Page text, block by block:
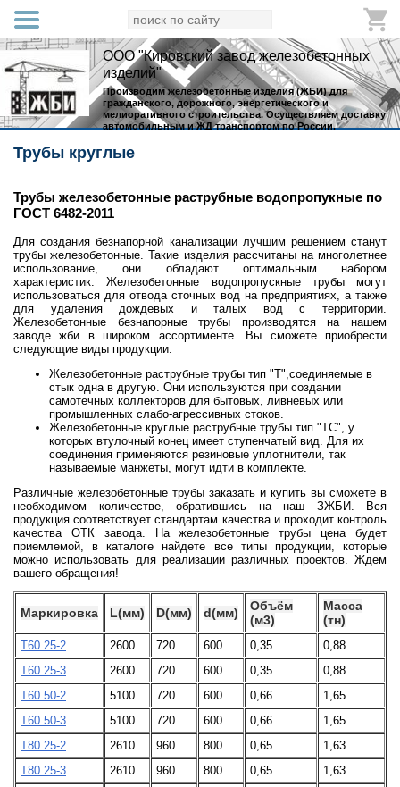
ООО "Кировский завод железобетонных
изделий"
Производим железобетонные изделия (ЖБИ) для
гражданского, дорожного, энергетического и
мелиоративного строительства. Осуществляем доставку
автомобильным и ЖД транспортом по России.
Трубы круглые
Трубы железобетонные раструбные водопропукные по
ГОСТ 6482-2011
Для создания безнапорной канализации лучшим решением станут
трубы железобетонные. Такие изделия рассчитаны на многолетнее
использование, они обладают оптимальным набором
характеристик. Железобетонные водопропускные трубы могут
использоваться для отвода сточных вод на предприятиях, а также
для удаления дождевых и талых вод с территории.
Железобетонные безнапорные трубы производятся на нашем
заводе жби в широком ассортименте. Вы сможете приобрести
следующие виды продукции:
Железобетонные раструбные трубы тип "Т",соединяемые в
стык одна в другую. Они используются при создании
самотечных коллекторов для бытовых, ливневых или
промышленных слабо-агрессивных стоков.
Железобетонные круглые раструбные трубы тип "ТС", у
которых втулочный конец имеет ступенчатый вид. Для их
соединения применяются резиновые уплотнители, так
называемые манжеты, могут идти в комплекте.
Различные железобетонные трубы заказать и купить вы сможете в
необходимом количестве, обратившись на наш ЗЖБИ. Вся
продукция соответствует стандартам качества и проходит контроль
качества ОТК завода. На железобетонные трубы цена будет
приемлемой, в каталоге найдете все типы продукции, которые
можно использовать для реализации различных проектов. Ждем
вашего обращения!
Маркировка L(мм) D(мм) d(мм)
Объём
(м3)
Масса
(тн)
Т60.25-2 2600 720 600 0,35
0,88
Т60.25-3
2600 720 600 0,35
0,88
Т60.50-2
5100 720 600 0,66
1,65
Т60.50-3
5100 720 600 0,66
1,65
Т80.25-2
2610 960 800 0,65
1,63
Т80.25-3
2610 960 800 0,65
1,63